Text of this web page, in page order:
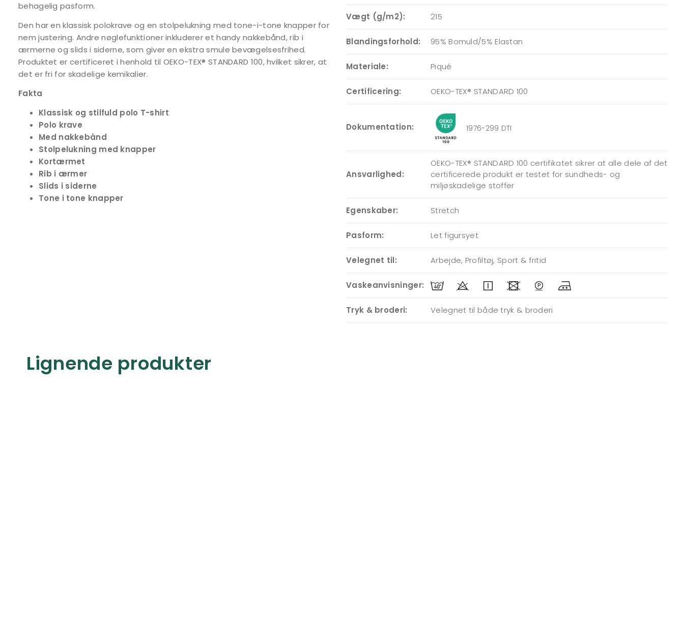
behagelig pasform.
Den har en klassisk polokrave og en stolpelukning med tone-i-tone knapper for
nem justering. Andre nøglefunktioner inkluderer et handy nakkebånd, rib i
ærmerne og slids i siderne, som giver en ekstra smule bevægelsesfrihed.
Produktet er certificeret i henhold til OEKO-TEX® STANDARD 100, hvilket sikrer, at
det er fri for skadelige kemikalier.
Fakta
Klassisk og stilfuld polo T-shirt
Polo krave
Med nakkebånd
Stolpelukning med knapper
Kortærmet
Rib i ærmer
Slids i siderne
Tone i tone knapper
Vægt (g/m2): 215
Blandingsforhold: 95% Bomuld/5% Elastan
Materiale: Piqué
Certificering: OEKO-TEX® STANDARD 100
Dokumentation: 1976-299 DTI
Ansvarlighed:
OEKO-TEX® STANDARD 100 certifikatet sikrer at alle dele af det
certificerede produkt er testet for sundheds- og
miljøskadelige stoffer
Egenskaber: Stretch
Pasform: Let figursyet
Velegnet til: Arbejde, Profiltøj, Sport & fritid
Vaskeanvisninger:
Tryk & broderi: Velegnet til både tryk & broderi
Lignende produkter